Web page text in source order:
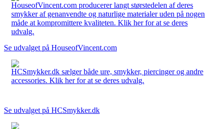
HouseofVincent.com producerer langt størstedelen af deres
smykker af genanvendte og naturlige materialer uden på nogen
måde at kompromittere kvaliteten. Klik her for at se deres
udvalg.
Se udvalget på HouseofVincent.com
HCSmykker.dk sælger både ure, smykker, piercinger og andre
accessories. Klik her for at se deres udvalg.
Se udvalget på HCSmykker.dk